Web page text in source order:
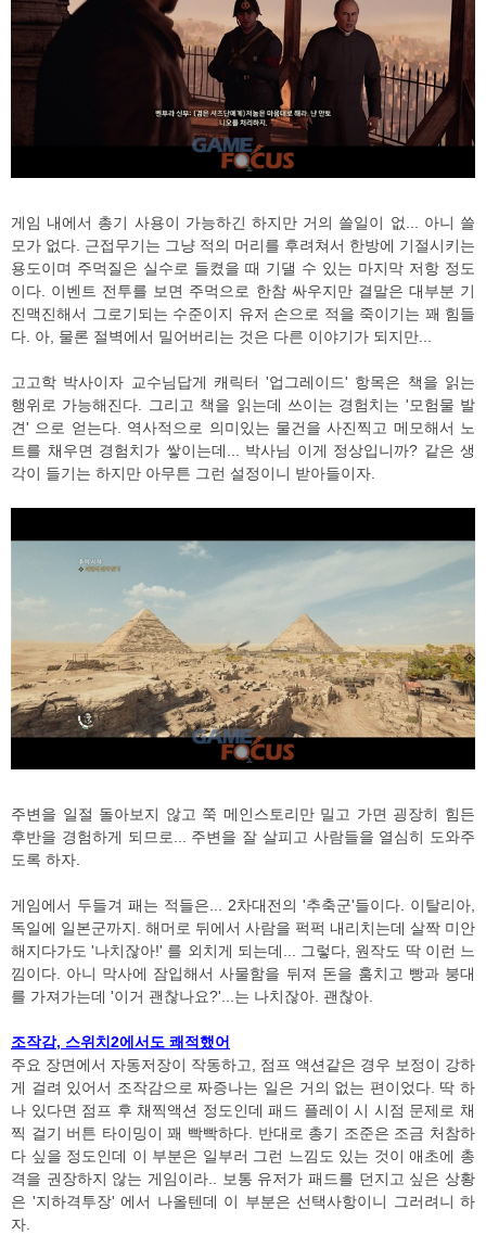
게임 내에서 총기 사용이 가능하긴 하지만 거의 쓸일이 없... 아니 쓸
모가 없다. 근접무기는 그냥 적의 머리를 후려쳐서 한방에 기절시키는
용도이며 주먹질은 실수로 들켰을 때 기댈 수 있는 마지막 저항 정도
이다. 이벤트 전투를 보면 주먹으로 한참 싸우지만 결말은 대부분 기
진맥진해서 그로기되는 수준이지 유저 손으로 적을 죽이기는 꽤 힘들
다. 아, 물론 절벽에서 밀어버리는 것은 다른 이야기가 되지만...
고고학 박사이자 교수님답게 캐릭터 '업그레이드' 항목은 책을 읽는
행위로 가능해진다. 그리고 책을 읽는데 쓰이는 경험치는 '모험물 발
견' 으로 얻는다. 역사적으로 의미있는 물건을 사진찍고 메모해서 노
트를 채우면 경험치가 쌓이는데... 박사님 이게 정상입니까? 같은 생
각이 들기는 하지만 아무튼 그런 설정이니 받아들이자.
주변을 일절 돌아보지 않고 쭉 메인스토리만 밀고 가면 굉장히 힘든
후반을 경험하게 되므로... 주변을 잘 살피고 사람들을 열심히 도와주
도록 하자.
게임에서 두들겨 패는 적들은... 2차대전의 '추축군'들이다. 이탈리아,
독일에 일본군까지. 해머로 뒤에서 사람을 퍽퍽 내리치는데 살짝 미안
해지다가도 '나치잖아!' 를 외치게 되는데... 그렇다, 원작도 딱 이런 느
낌이다. 아니 막사에 잠입해서 사물함을 뒤져 돈을 훔치고 빵과 붕대
를 가져가는데 '이거 괜찮나요?'...는 나치잖아. 괜찮아.
조작감, 스위치2에서도 쾌적했어
주요 장면에서 자동저장이 작동하고, 점프 액션같은 경우 보정이 강하
게 걸려 있어서 조작감으로 짜증나는 일은 거의 없는 편이었다. 딱 하
나 있다면 점프 후 채찍액션 정도인데 패드 플레이 시 시점 문제로 채
찍 걸기 버튼 타이밍이 꽤 빡빡하다. 반대로 총기 조준은 조금 처참하
다 싶을 정도인데 이 부분은 일부러 그런 느낌도 있는 것이 애초에 총
격을 권장하지 않는 게임이라.. 보통 유저가 패드를 던지고 싶은 상황
은 '지하격투장' 에서 나올텐데 이 부분은 선택사항이니 그러려니 하
자.